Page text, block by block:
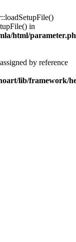
in
html/
by reference
lib/framework/